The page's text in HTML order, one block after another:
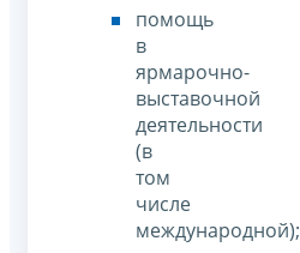
помощь
в
ярмарочно-
выставочной
деятельности
(в
том
числе
международной);